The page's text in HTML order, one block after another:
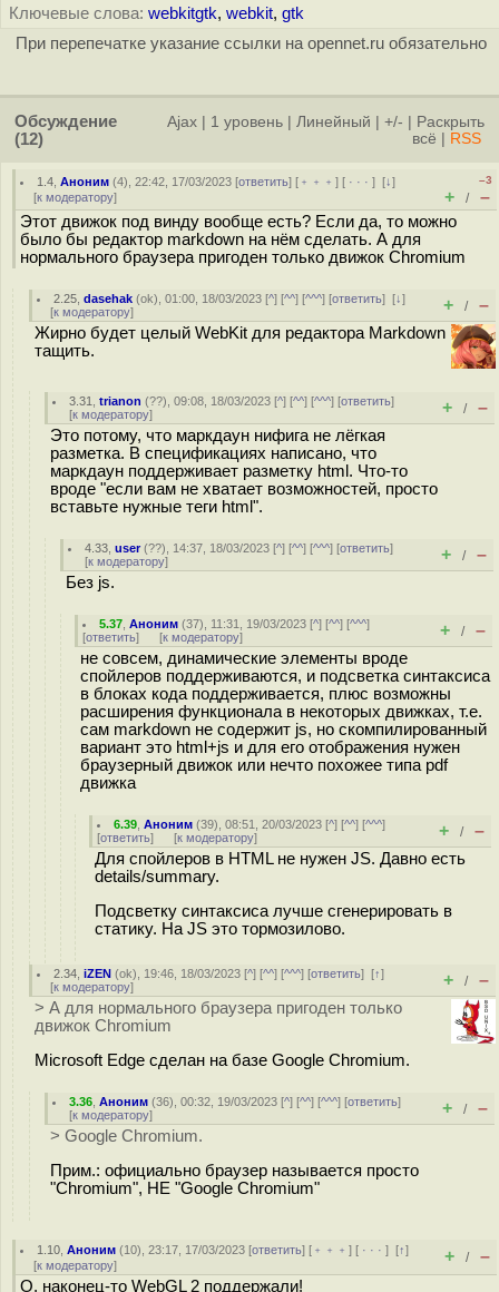
Ключевые слова: webkitgtk, webkit, gtk
При перепечатке указание ссылки на opennet.ru обязательно
Обсуждение
(12)
Ajax 1 уровень Линейный +/-
Раскрыть
всё
RSS
1.4 ,Аноним (4), 22:42, 17/03/2023 [ответить] [ ﹢﹢﹢] [ · · ·][↓]
[к модератору]
–3
+ / –
Этот движок под винду вообще есть? Если да, то можно
было бы редактор markdown на нём сделать. А для
нормального браузера пригоден только движок Chromium
2.25 ,dasehak (ok), 01:00, 18/03/2023 [^] [^^] [^^^] [ответить][↓]
[к модератору] + / –
Жирно будет целый WebKit для редактора Markdown
тащить.
3.31 ,trianon (??), 09:08, 18/03/2023 [^] [^^] [^^^] [ответить]
[к модератору] + / –
Это потому, что маркдаун нифига не лёгкая
разметка. В спецификациях написано, что
маркдаун поддерживает разметку html. Что-то
вроде "если вам не хватает возможностей, просто
вставьте нужные теги html".
4.33 ,user(??), 14:37, 18/03/2023 [^] [^^] [^^^] [ответить]
[к модератору] + / –
Без js.
5.37 ,Аноним (37), 11:31, 19/03/2023 [^] [^^] [^^^]
[ответить] [к модератору] + / –
не совсем, динамические элементы вроде
спойлеров поддерживаются, и подсветка синтаксиса
в блоках кода поддерживается, плюс возможны
расширения функционала в некоторых движках, т.е.
сам markdown не содержит js, но скомпилированный
вариант это html+js и для его отображения нужен
браузерный движок или нечто похожее типа pdf
движка
6.39 ,Аноним (39), 08:51, 20/03/2023 [^] [^^] [^^^]
[ответить] [к модератору] + / –
Для спойлеров в HTML не нужен JS. Давно есть
details/summary.
Подсветку синтаксиса лучше сгенерировать в
статику. На JS это тормозилово.
2.34 ,iZEN (ok), 19:46, 18/03/2023 [^] [^^] [^^^] [ответить][↑]
[к модератору] + / –
> А для нормального браузера пригоден только
движок Chromium
Microsoft Edge сделан на базе Google Chromium.
3.36 ,Аноним (36), 00:32, 19/03/2023 [^] [^^] [^^^] [ответить]
[к модератору] + / –
> Google Chromium.
Прим.: официально браузер называется просто
"Chromium", НЕ "Google Chromium"
1.10 ,Аноним (10), 23:17, 17/03/2023 [ответить] [ ﹢﹢﹢] [ · · ·][↑]
[к модератору] + / –
О, наконец-то WebGL 2 поддержали!